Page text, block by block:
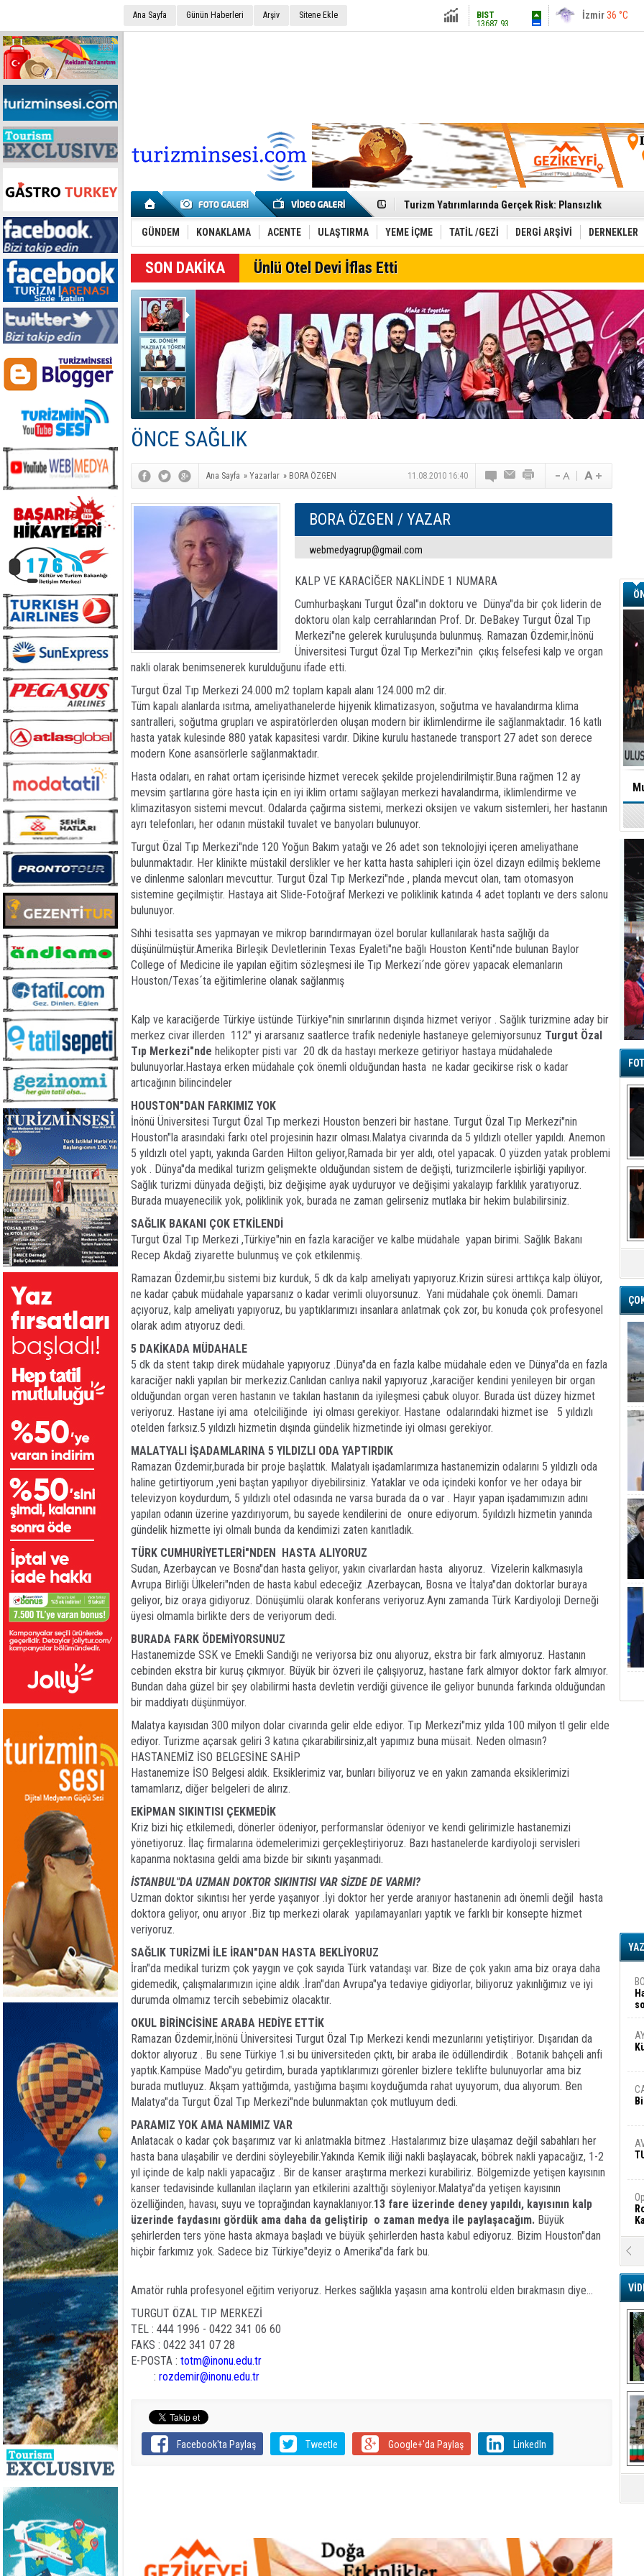
Ana Sayfa Günün Haberleri Arşiv Sitene Ekle
Altın6248.13 İstanbul 31 °C
Etkinlik sektörünün Çatı Kuruluşlardan İstanbul Zirvesi
Turizm Yatırımlarında Gerçek Risk: Plansızlık
Çelebi–THY İş Birliğiyle Kenya’da Güçleniyor
Global Yatırım Holding,%38 Artış: Net Kâr 46,5 Milyon
Yabancı Dijital Platformlara Ayrıcalık Yasası
Tatilsepeti’nden Villa Tatili Modeli
Jolly ile Mezopotamya’ya Yolculuk!
LÖSEV Yaz Okulu’nda Şifa ve Neşe
Turizm geliri ilk 6 ayda 25,7 milyar dolar oldu
Canovate’den Yeni Nesil Veri Merkezleri
Türk MICE Sektörüne Yeni Fırsatlar
TAV Havalimanları’ndan Yılın İlk Yarısında Rekor
SunExpress’ten Tatil Hamlesi
NG Grup, Domaniç’in Potansiyelini Vurguladı
GÜNDEM KONAKLAMA ACENTE ULAŞTIRMA YEME İÇME TATİL /GEZİ DERGİ ARŞİVİ DERNEKLER
SON DAKİKA Ünlü Otel Devi İflas Etti
ÖNCE SAĞLIK
Ana Sayfa » Yazarlar » BORA ÖZGEN 11.08.2010 16:40
BORA ÖZGEN / YAZAR
webmedyagrup@gmail.com
KALP VE KARACİĞER NAKLİNDE 1 NUMARA
Cumhurbaşkanı Turgut Özal"ın doktoru ve Dünya"da bir çok liderin de
doktoru olan kalp cerrahlarından Prof. Dr. DeBakey Turgut Özal Tıp
Merkezi"ne gelerek kuruluşunda bulunmuş. Ramazan Özdemir,İnönü
Üniversitesi Turgut Özal Tıp Merkezi"nin çıkış felsefesi kalp ve organ
nakli olarak benimsenerek kurulduğunu ifade etti.
Turgut Özal Tıp Merkezi 24.000 m2 toplam kapalı alanı 124.000 m2 dir.
Tüm kapalı alanlarda ısıtma, ameliyathanelerde hijyenik klimatizasyon, soğutma ve havalandırma klima
santralleri, soğutma grupları ve aspiratörlerden oluşan modern bir iklimlendirme ile sağlanmaktadır. 16 katlı
hasta yatak kulesinde 880 yatak kapasitesi vardır. Dikine kurulu hastanede transport 27 adet son derece
modern Kone asansörlerle sağlanmaktadır.
Hasta odaları, en rahat ortam içerisinde hizmet verecek şekilde projelendirilmiştir.Buna rağmen 12 ay
mevsim şartlarına göre hasta için en iyi iklim ortamı sağlayan merkezi havalandırma, iklimlendirme ve
klimazitasyon sistemi mevcut. Odalarda çağırma sistemi, merkezi oksijen ve vakum sistemleri, her hastanın
ayrı telefonları, her odanın müstakil tuvalet ve banyoları bulunuyor.
Turgut Özal Tıp Merkezi"nde 120 Yoğun Bakım yatağı ve 26 adet son teknolojiyi içeren ameliyathane
bulunmaktadır. Her klinikte müstakil derslikler ve her katta hasta sahipleri için özel dizayn edilmiş bekleme
ve dinlenme salonları mevcuttur. Turgut Özal Tıp Merkezi"nde , planda mevcut olan, tam otomasyon
sistemine geçilmiştir. Hastaya ait Slide-Fotoğraf Merkezi ve poliklinik katında 4 adet toplantı ve ders salonu
bulunuyor.
Sıhhi tesisatta ses yapmayan ve mikrop barındırmayan özel borular kullanılarak hasta sağlığı da
düşünülmüştür.Amerika Birleşik Devletlerinin Texas Eyaleti"ne bağlı Houston Kenti"nde bulunan Baylor
College of Medicine ile yapılan eğitim sözleşmesi ile Tıp Merkezi´nde görev yapacak elemanların
Houston/Texas´ta eğitimlerine olanak sağlanmış
Kalp ve karaciğerde Türkiye üstünde Türkiye"nin sınırlarının dışında hizmet veriyor . Sağlık turizmine aday bir
merkez civar illerden 112" yi ararsanız saatlerce trafik nedeniyle hastaneye gelemiyorsunuz Turgut Özal
Tıp Merkezi"nde helikopter pisti var 20 dk da hastayı merkeze getiriyor hastaya müdahalede
bulunuyorlar.Hastaya erken müdahale çok önemli olduğundan hasta ne kadar gecikirse risk o kadar
artıcağının bilincindeler
HOUSTON"DAN FARKIMIZ YOK
İnönü Üniversitesi Turgut Özal Tıp merkezi Houston benzeri bir hastane. Turgut Özal Tıp Merkezi"nin
Houston"la arasındaki farkı otel projesinin hazır olması.Malatya civarında da 5 yıldızlı oteller yapıldı. Anemon
5 yıldızlı otel yaptı, yakında Garden Hilton geliyor,Ramada bir yer aldı, otel yapacak. O yüzden yatak problemi
yok . Dünya"da medikal turizm gelişmekte olduğundan sistem de değişti, turizmcilerle işbirliği yapılıyor.
Sağlık turizmi dünyada değişti, biz değişime ayak uyduruyor ve değişimi yakalayıp farklılık yaratıyoruz.
Burada muayenecilik yok, poliklinik yok, burada ne zaman gelirseniz mutlaka bir hekim bulabilirsiniz.
SAĞLIK BAKANI ÇOK ETKİLENDİ
Turgut Özal Tıp Merkezi ,Türkiye"nin en fazla karaciğer ve kalbe müdahale yapan birimi. Sağlık Bakanı
Recep Akdağ ziyarette bulunmuş ve çok etkilenmiş.
Ramazan Özdemir,bu sistemi biz kurduk, 5 dk da kalp ameliyatı yapıyoruz.Krizin süresi arttıkça kalp ölüyor,
ne kadar çabuk müdahale yaparsanız o kadar verimli oluyorsunuz. Yani müdahale çok önemli. Damarı
açıyoruz, kalp ameliyatı yapıyoruz, bu yaptıklarımızı insanlara anlatmak çok zor, bu konuda çok profesyonel
olarak adım atıyoruz dedi.
5 DAKİKADA MÜDAHALE
5 dk da stent takıp direk müdahale yapıyoruz .Dünya"da en fazla kalbe müdahale eden ve Dünya"da en fazla
karaciğer nakli yapılan bir merkeziz.Canlıdan canlıya nakil yapıyoruz ,karaciğer kendini yenileyen bir organ
olduğundan organ veren hastanın ve takılan hastanın da iyileşmesi çabuk oluyor. Burada üst düzey hizmet
veriyoruz. Hastane iyi ama otelciliğinde iyi olması gerekiyor. Hastane odalarındaki hizmet ise 5 yıldızlı
otelden farksız.5 yıldızlı hizmetin dışında gündelik hizmetinde iyi olması gerekiyor.
MALATYALI İŞADAMLARINA 5 YILDIZLI ODA YAPTIRDIK
Ramazan Özdemir,burada bir proje başlattık. Malatyalı işadamlarımıza hastanemizin odalarını 5 yıldızlı oda
haline getirtiyorum ,yeni baştan yapılıyor diyebilirsiniz. Yataklar ve oda içindeki konfor ve her odaya bir
televizyon koydurdum, 5 yıldızlı otel odasında ne varsa burada da o var . Hayır yapan işadamımızın adını
yapılan odanın üzerine yazdırıyorum, bu sayede kendilerini de onure ediyorum. 5yıldızlı hizmetin yanında
gündelik hizmette iyi olmalı bunda da kendimizi zaten kanıtladık.
TÜRK CUMHURİYETLERİ"NDEN HASTA ALIYORUZ
Sudan, Azerbaycan ve Bosna"dan hasta geliyor, yakın civarlardan hasta alıyoruz. Vizelerin kalkmasıyla
Avrupa Birliği Ülkeleri"nden de hasta kabul edeceğiz .Azerbaycan, Bosna ve İtalya"dan doktorlar buraya
geliyor, biz oraya gidiyoruz. Dönüşümlü olarak konferans veriyoruz.Aynı zamanda Türk Kardiyoloji Derneği
üyesi olmamla birlikte ders de veriyorum dedi.
BURADA FARK ÖDEMİYORSUNUZ
Hastanemizde SSK ve Emekli Sandığı ne veriyorsa biz onu alıyoruz, ekstra bir fark almıyoruz. Hastanın
cebinden ekstra bir kuruş çıkmıyor. Büyük bir özveri ile çalışıyoruz, hastane fark almıyor doktor fark almıyor.
Bundan daha güzel bir şey olabilirmi hasta devletin verdiği güvence ile geliyor bununda farkında olduğundan
bir maddiyatı düşünmüyor.
Malatya kayısıdan 300 milyon dolar civarında gelir elde ediyor. Tıp Merkezi"miz yılda 100 milyon tl gelir elde
ediyor. Turizme açarsak geliri 3 katına çıkarabilirsiniz,alt yapımız buna müsait. Neden olmasın?
HASTANEMİZ İSO BELGESİNE SAHİP
Hastanemize İSO Belgesi aldık. Eksiklerimiz var, bunları biliyoruz ve en yakın zamanda eksiklerimizi
tamamlarız, diğer belgeleri de alırız.
EKİPMAN SIKINTISI ÇEKMEDİK
Kriz bizi hiç etkilemedi, dönerler ödeniyor, performanslar ödeniyor ve kendi gelirimizle hastanemizi
yönetiyoruz. İlaç firmalarına ödemelerimizi gerçekleştiriyoruz. Bazı hastanelerde kardiyoloji servisleri
kapanma noktasına geldi ama bizde bir sıkıntı yaşanmadı.
İSTANBUL"DA UZMAN DOKTOR SIKINTISI VAR SİZDE DE VARMI?
Uzman doktor sıkıntısı her yerde yaşanıyor .İyi doktor her yerde aranıyor hastanenin adı önemli değil hasta
doktora geliyor, onu arıyor .Biz tıp merkezi olarak yapılamayanları yaptık ve farklı bir konsepte hizmet
veriyoruz.
SAĞLIK TURİZMİ İLE İRAN"DAN HASTA BEKLİYORUZ
İran"da medikal turizm çok yaygın ve çok sayıda Türk vatandaşı var. Bize de çok yakın ama biz oraya daha
gidemedik, çalışmalarımızın içine aldık .İran"dan Avrupa"ya tedaviye gidiyorlar, biliyoruz yakınlığımız ve iyi
durumda olmamız tercih sebebimiz olacaktır.
OKUL BİRİNCİSİNE ARABA HEDİYE ETTİK
Ramazan Özdemir,İnönü Üniversitesi Turgut Özal Tıp Merkezi kendi mezunlarını yetiştiriyor. Dışarıdan da
doktor alıyoruz . Bu sene Türkiye 1.si bu üniversiteden çıktı, bir araba ile ödüllendirdik . Botanik bahçeli anfi
yaptık.Kampüse Mado"yu getirdim, burada yaptıklarımızı görenler bizlere teklifte bulunuyorlar ama biz
burada mutluyuz. Akşam yattığımda, yastığıma başımı koyduğumda rahat uyuyorum, dua alıyorum. Ben
Malatya"da Turgut Özal Tıp Merkezi"nde bulunmaktan çok mutluyum dedi.
PARAMIZ YOK AMA NAMIMIZ VAR
Anlatacak o kadar çok başarımız var ki anlatmakla bitmez .Hastalarımız bize ulaşamaz değil sabahları her
hasta bana ulaşabilir ve derdini söyleyebilir.Yakında Kemik iliği nakli başlayacak, böbrek nakli yapacağız, 1-2
yıl içinde de kalp nakli yapacağız . Bir de kanser araştırma merkezi kurabiliriz. Bölgemizde yetişen kayısının
kanser tedavisinde kullanılan ilaçların yan etkilerini azalttığı söyleniyor.Malatya"da yetişen kayısının
özelliğinden, havası, suyu ve toprağından kaynaklanıyor.13 fare üzerinde deney yapıldı, kayısının kalp
üzerinde faydasını gördük ama daha da geliştirip o zaman medya ile paylaşacağım. Büyük
şehirlerden ters yöne hasta akmaya başladı ve büyük şehirlerden hasta kabul ediyoruz. Bizim Houston"dan
hiçbir farkımız yok. Sadece biz Türkiye"deyiz o Amerika"da fark bu.
Amatör ruhla profesyonel eğitim veriyoruz. Herkes sağlıkla yaşasın ama kontrolü elden bırakmasın diye...
TURGUT ÖZAL TIP MERKEZİ
TEL : 444 1996 - 0422 341 06 60
FAKS : 0422 341 07 28
E-POSTA : totm@inonu.edu.tr
: rozdemir@inonu.edu.tr
Facebook'ta Paylaş Tweetle Google+'da Paylaş LinkedIn